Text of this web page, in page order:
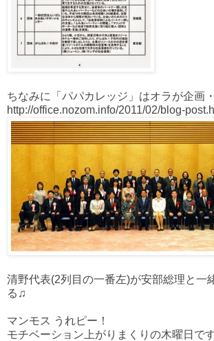
ちなみに「パパカレッジ」はオラが企画
http://office.nozom.info/2011/02/blog-
清野代表(2列目の一番左)が安部総理と一
る♫
マンモス うれピー！
モチベーション上がりまくりの木曜日で